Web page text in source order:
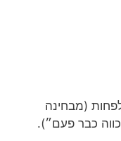
ב-50 אחוז לפחות (מבחינה
כבר פעם״).